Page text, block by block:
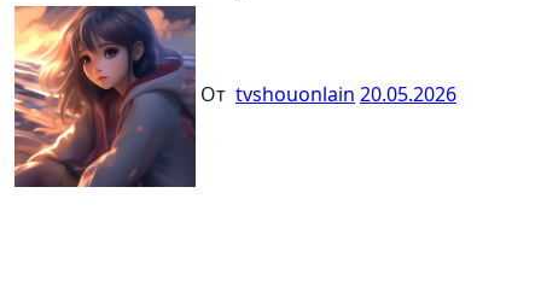
От tvshouonlain 20.05.2026